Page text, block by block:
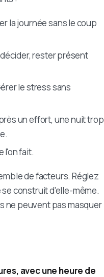
la journée sans le coup
rester présent
le stress sans
un effort, une nuit trop
l'on fait.
de facteurs. Réglez
construit d'elle-même.
ne peuvent pas masquer
avec une heure de